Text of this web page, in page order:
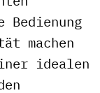
machen
idealen